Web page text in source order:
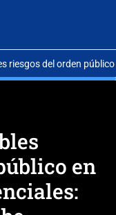
riesgos del orden
en